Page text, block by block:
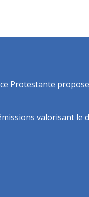
Protestante
valorisant